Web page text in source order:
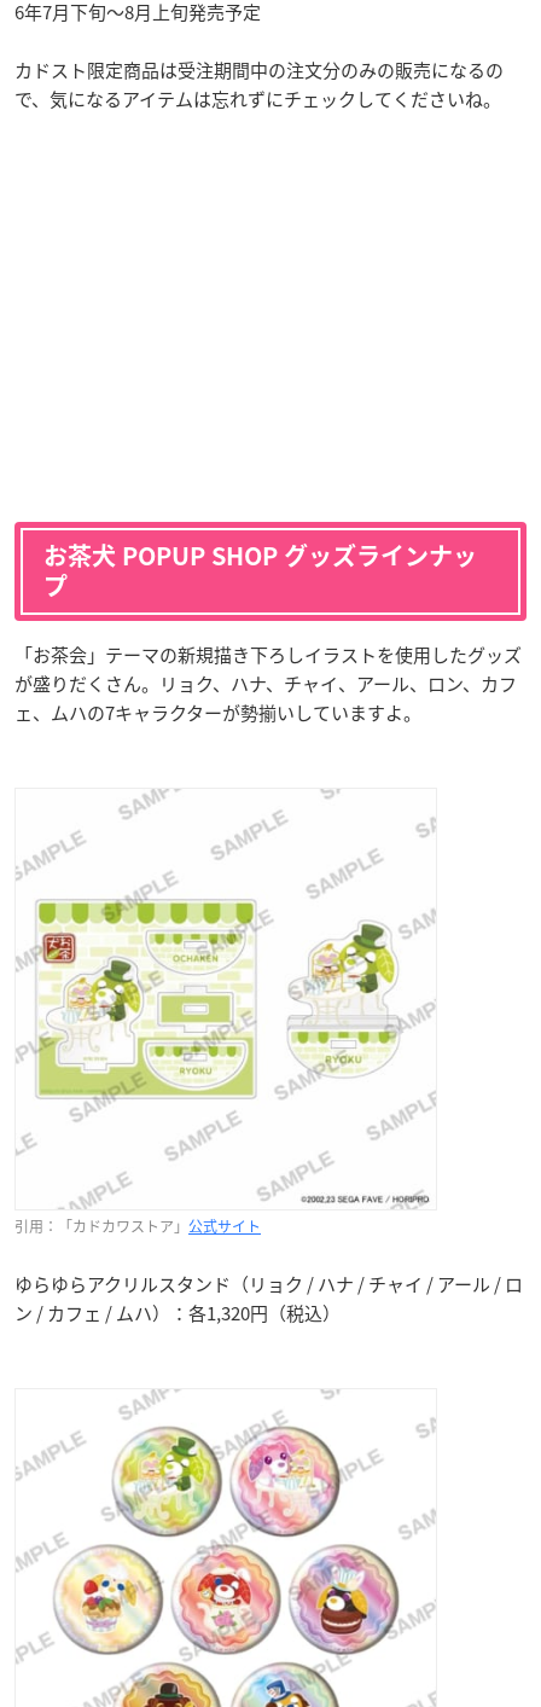
6年7月下旬〜8月上旬発売予定
カドスト限定商品は受注期間中の注文分のみの販売になるの
で、気になるアイテムは忘れずにチェックしてくださいね。
お茶犬 POPUP SHOP グッズラインナッ
プ
「お茶会」テーマの新規描き下ろしイラストを使用したグッズ
が盛りだくさん。リョク、ハナ、チャイ、アール、ロン、カフ
ェ、ムハの7キャラクターが勢揃いしていますよ。
引用：「カドカワストア」 公式サイト
ゆらゆらアクリルスタンド（リョク / ハナ / チャイ / アール / ロ
ン / カフェ / ムハ）：各1,320円（税込）